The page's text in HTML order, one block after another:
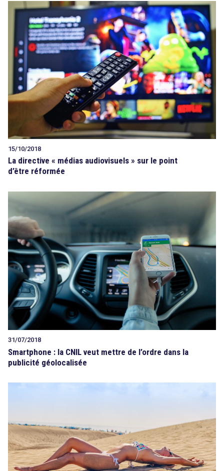
15/10/2018
La directive « médias audiovisuels » sur le point
d’être réformée
31/07/2018
Smartphone : la CNIL veut mettre de l’ordre dans la
publicité géolocalisée